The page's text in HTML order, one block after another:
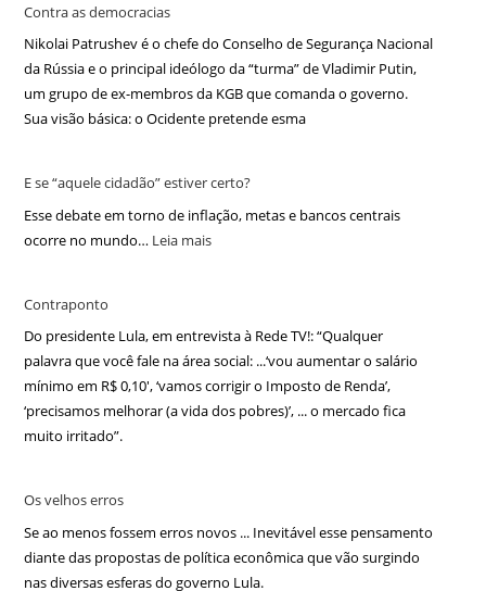
Contra as democracias
Nikolai Patrushev é o chefe do Conselho de Segurança Nacional
da Rússia e o principal ideólogo da “turma” de Vladimir Putin,
um grupo de ex-membros da KGB que comanda o governo.
Sua visão básica: o Ocidente pretende esma
E se “aquele cidadão” estiver certo?
Esse debate em torno de inflação, metas e bancos centrais
ocorre no mundo… Leia mais
Contraponto
Do presidente Lula, em entrevista à Rede TV!: “Qualquer
palavra que você fale na área social: ...‘vou aumentar o salário
mínimo em R$ 0,10′, ‘vamos corrigir o Imposto de Renda’,
‘precisamos melhorar (a vida dos pobres)’, ... o mercado fica
muito irritado”.
Os velhos erros
Se ao menos fossem erros novos ... Inevitável esse pensamento
diante das propostas de política econômica que vão surgindo
nas diversas esferas do governo Lula.